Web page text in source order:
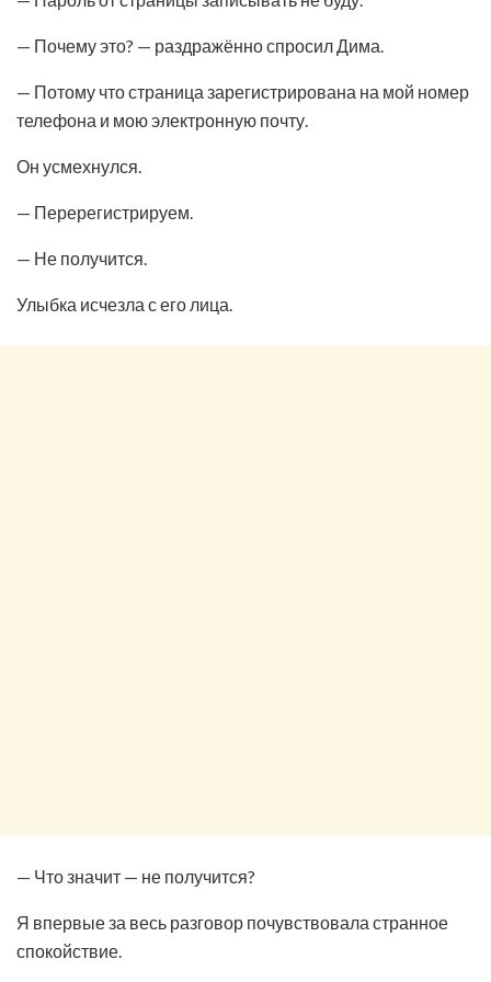
— Почему это? — раздражённо спросил Дима.
— Потому что страница зарегистрирована на мой номер
телефона и мою электронную почту.
Он усмехнулся.
— Перерегистрируем.
— Не получится.
Улыбка исчезла с его лица.
— Что значит — не получится?
Я впервые за весь разговор почувствовала странное
спокойствие.